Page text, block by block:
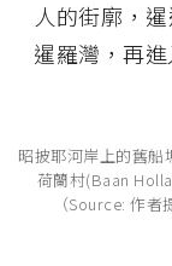
人的街廓，
暹羅灣，再
昭披耶河岸上的舊船
荷蘭村(Baan
（Source: 作者